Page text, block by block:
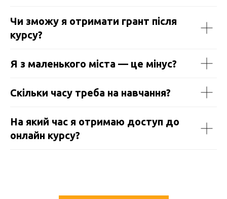
Чи зможу я отримати грант після
курсу?
Я з маленького міста — це мінус?
Скільки часу треба на навчання?
На який час я отримаю доступ до
онлайн курсу?